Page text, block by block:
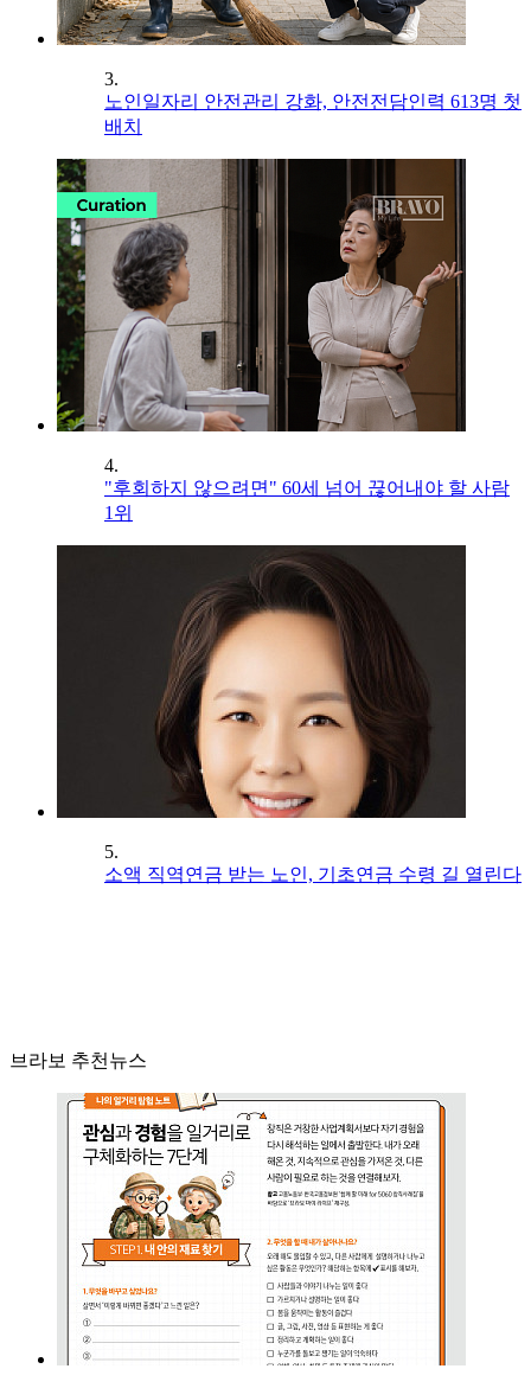
3.
노인일자리 안전관리 강화, 안전전담인력 613명 첫
배치
4.
"후회하지 않으려면" 60세 넘어 끊어내야 할 사람
1위
5.
소액 직역연금 받는 노인, 기초연금 수령 길 열린다
브라보 추천뉴스